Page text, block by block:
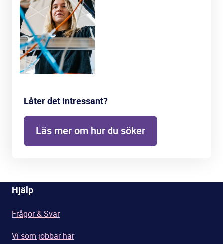
Låter det intressant?
Läs mer om hur du söker
Hjälp
Frågor & Svar
Vi som jobbar här